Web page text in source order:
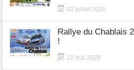
02 juillet 2026
Rallye du Chablais
!
22 mai 2026